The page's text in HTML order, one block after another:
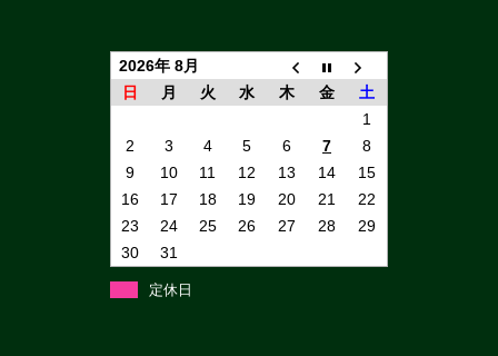
2026年 8月
日
月 火 水 木 金
土
1
2
3 4 5 6 7
8
9
10 11 12 13 14
15
16
17 18 19 20 21
22
23
24 25 26 27 28
29
30
31
定休日